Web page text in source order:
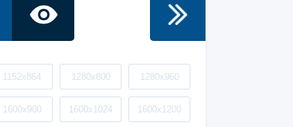
1152x864 1280x800 1280x960
1600x900 1600x1024 1600x1200